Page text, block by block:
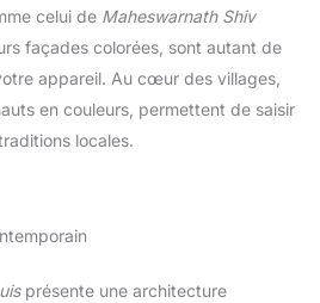
celui de Maheswarnath Shiv
façades colorées, sont autant de
appareil. Au cœur des villages,
en couleurs, permettent de saisir
locales.
présente une architecture